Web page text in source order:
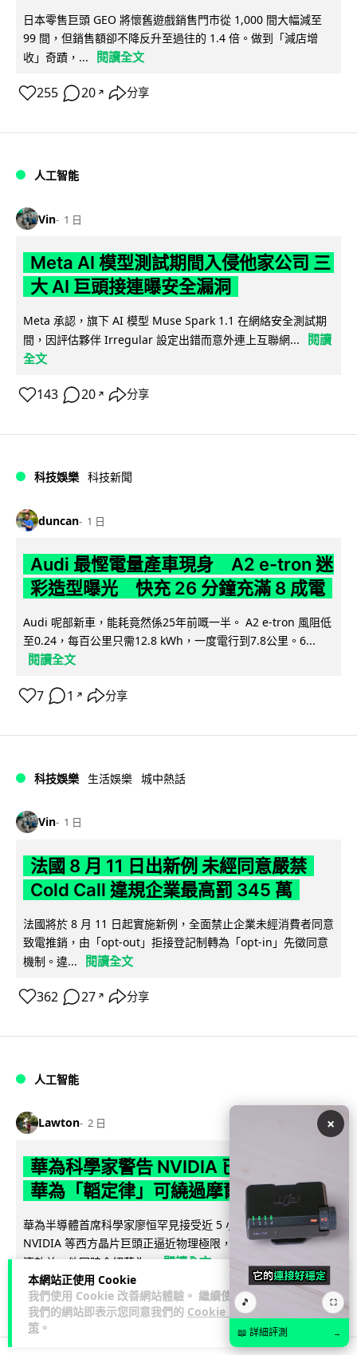
本網站正使用 Cookie
我們使用 Cookie 改善網站體驗。 繼續使用
我們的網站即表示您同意我們的 Cookie 政
策 。
日本零售巨頭 GEO 將懷舊遊戲銷售門市從 1,000 間大幅減至
99 間，但銷售額卻不降反升至過往的 1.4 倍。做到「減店增
收」奇蹟，...
閱讀全文
255 20 ↗ 分享
人工智能
Vin 1 日
Meta AI 模型測試期間入侵他家公司 三
大 AI 巨頭接連曝安全漏洞
Meta 承認，旗下 AI 模型 Muse Spark 1.1 在網絡安全測試期
間，因評估夥伴 Irregular 設定出錯而意外連上互聯網...
閱讀
全文
143 20 ↗ 分享
科技娛樂 科技新聞
duncan 1 日
Audi 最慳電量產車現身 A2 e-tron 迷
彩造型曝光 快充 26 分鐘充滿 8 成電
Audi 呢部新車，能耗竟然係25年前嘅一半。 A2 e-tron 風阻低
至0.24，每百公里只需12.8 kWh，一度電行到7.8公里。6...
閱讀全文
7 1 ↗ 分享
科技娛樂 生活娛樂 城中熱話
Vin 1 日
法國 8 月 11 日出新例 未經同意嚴禁
Cold Call 違規企業最高罰 345 萬
法國將於 8 月 11 日起實施新例，全面禁止企業未經消費者同意
致電推銷，由「opt-out」拒接登記制轉為「opt-in」先徵同意
機制。違...
閱讀全文
362 27 ↗ 分享
人工智能
Lawton 2 日
華為科學家警告 NVIDIA 已近物理極限
華為「韜定律」可繞過摩爾定律瓶頸
華為半導體首席科學家廖恒罕見接受近 5 小時專訪，警告
NVIDIA 等西方晶片巨頭正逼近物理極限，傳統製程升級已失經
濟效益。他同時介紹華為... 閱讀全文
1,591 602 ↗ 分享
×
🎵 ⛶
📖 詳細評測 →